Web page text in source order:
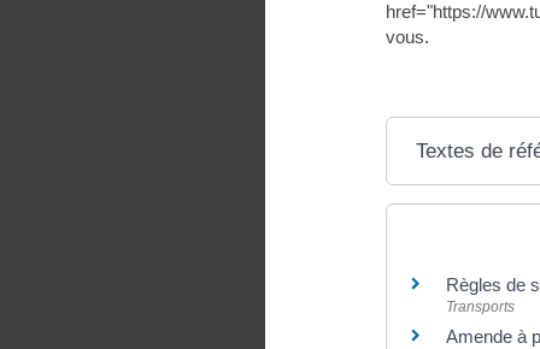
href="https://
vous.
Textes de
Règles de
Transports
Amende à